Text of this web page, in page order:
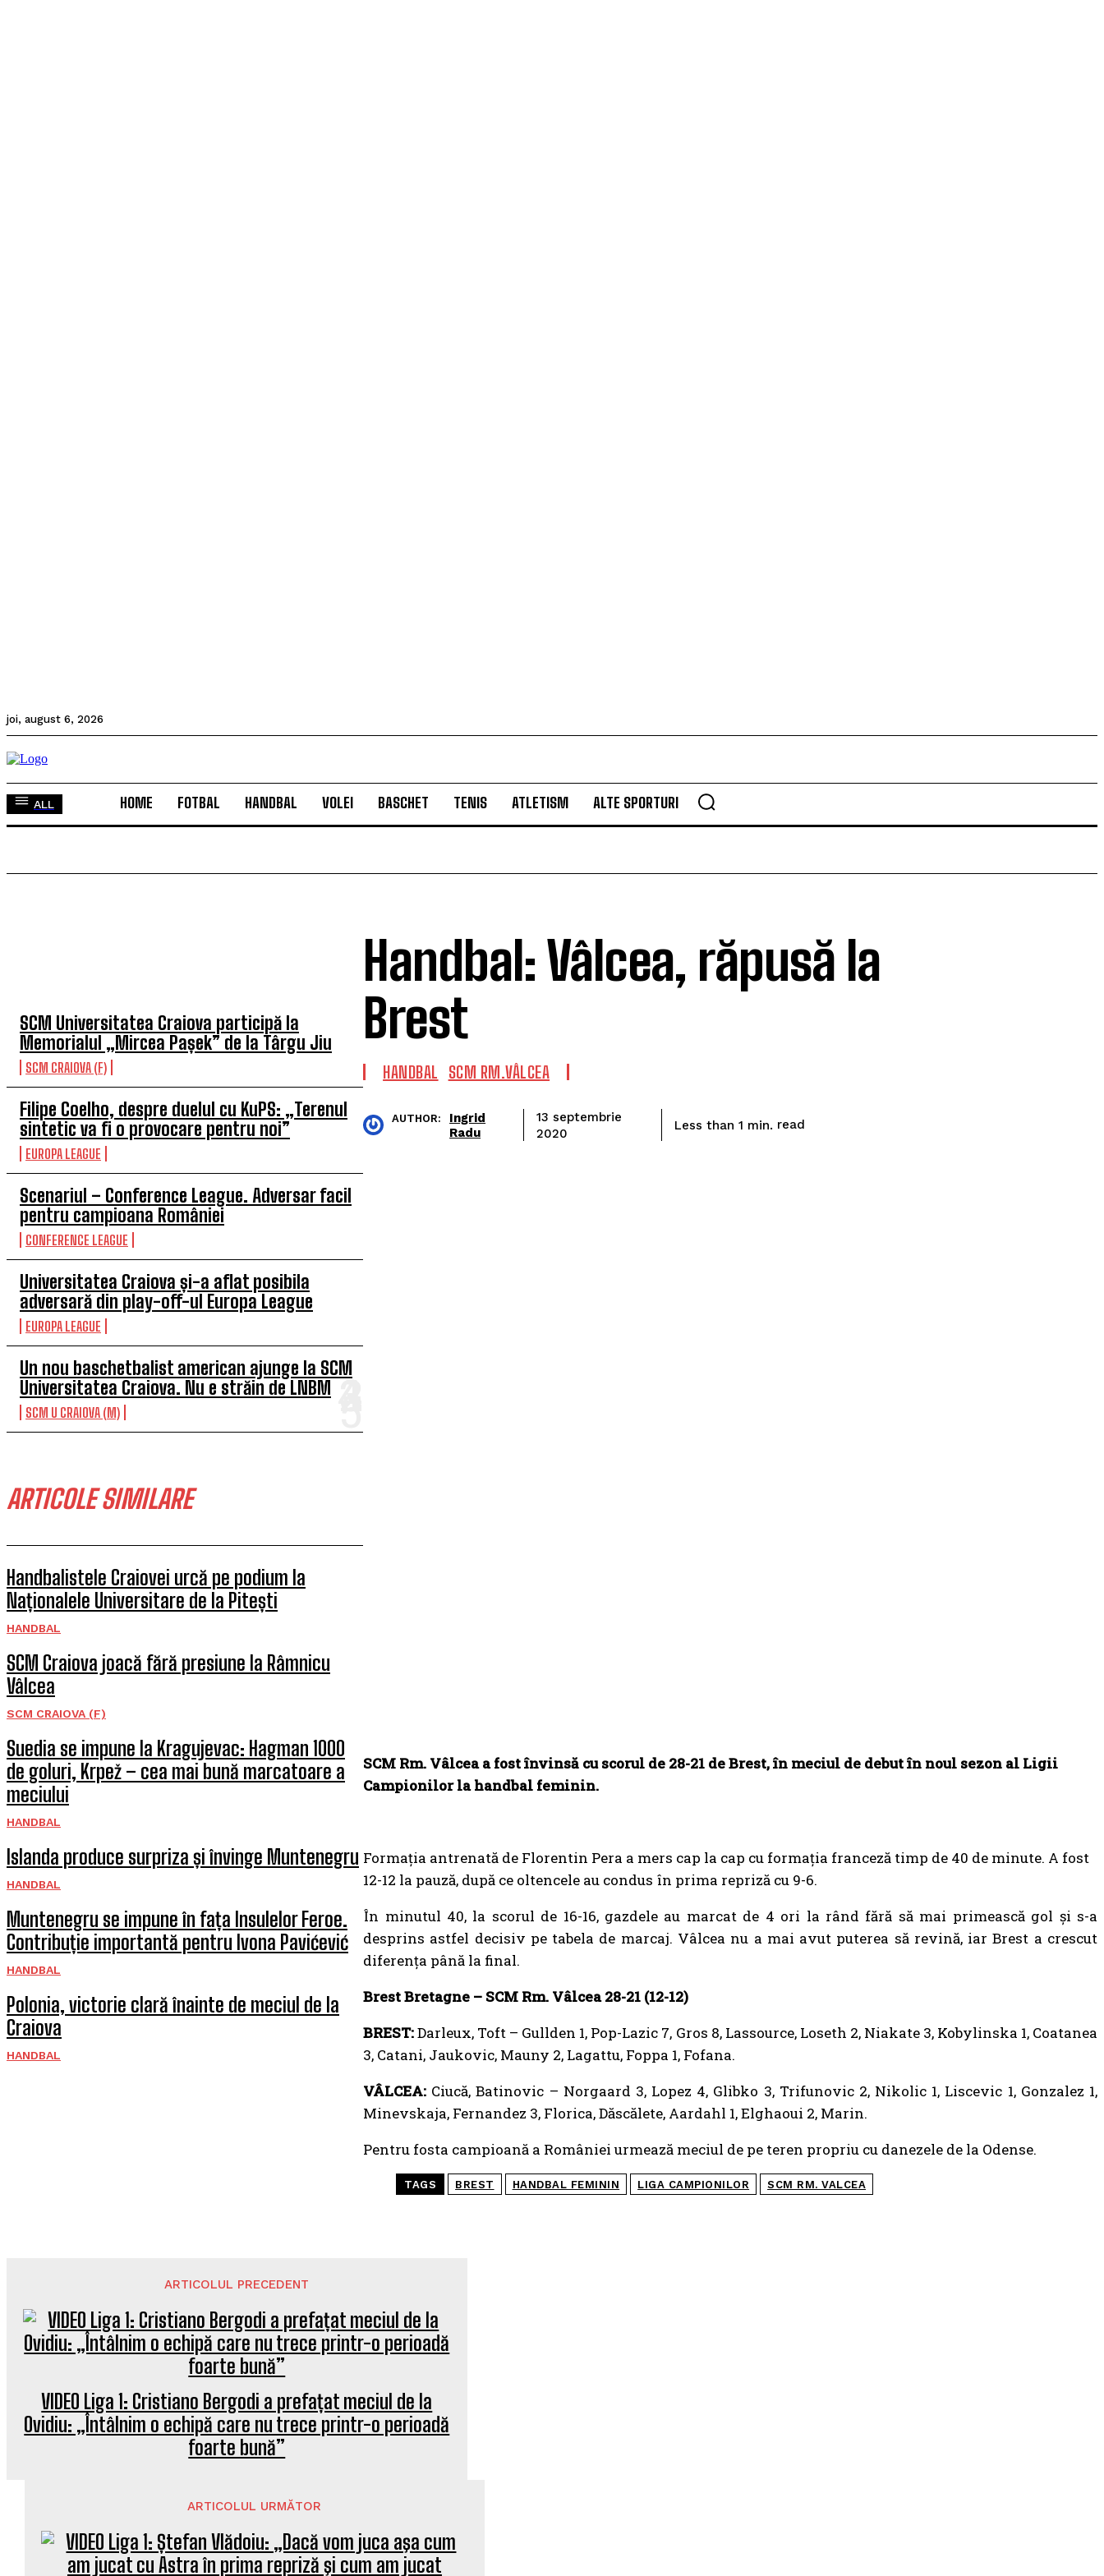
joi, august 6, 2026
ALL HOME FOTBAL HANDBAL VOLEI BASCHET TENIS ATLETISM ALTE SPORTURI
SCM Universitatea Craiova participă la
Memorialul „Mircea Pașek” de la Târgu Jiu
SCM CRAIOVA (F)
Filipe Coelho, despre duelul cu KuPS: „Terenul
sintetic va fi o provocare pentru noi”
EUROPA LEAGUE
Scenariul – Conference League. Adversar facil
pentru campioana României
CONFERENCE LEAGUE
Universitatea Craiova și-a aflat posibila
adversară din play-off-ul Europa League
EUROPA LEAGUE
Un nou baschetbalist american ajunge la SCM
Universitatea Craiova. Nu e străin de LNBM
SCM U CRAIOVA (M)
ARTICOLE SIMILARE
Handbalistele Craiovei urcă pe podium la
Naționalele Universitare de la Pitești
HANDBAL
SCM Craiova joacă fără presiune la Râmnicu
Vâlcea
SCM CRAIOVA (F)
Suedia se impune la Kragujevac: Hagman 1000
de goluri, Krpež – cea mai bună marcatoare a
meciului
HANDBAL
Islanda produce surpriza și învinge Muntenegru
HANDBAL
Muntenegru se impune în fața Insulelor Feroe.
Contribuție importantă pentru Ivona Pavićević
HANDBAL
Polonia, victorie clară înainte de meciul de la
Craiova
HANDBAL
Handbal: Vâlcea, răpusă la
Brest
HANDBAL SCM RM.VÂLCEA
AUTHOR:
Ingrid
Radu
13 septembrie
2020
Less than 1 min. read
SCM Rm. Vâlcea a fost învinsă cu scorul de 28-21 de Brest, în meciul de debut în noul sezon al Ligii
Campionilor la handbal feminin.
Formația antrenată de Florentin Pera a mers cap la cap cu formația franceză timp de 40 de minute. A fost
12-12 la pauză, după ce oltencele au condus în prima repriză cu 9-6.
În minutul 40, la scorul de 16-16, gazdele au marcat de 4 ori la rând fără să mai primească gol și s-a
desprins astfel decisiv pe tabela de marcaj. Vâlcea nu a mai avut puterea să revină, iar Brest a crescut
diferența până la final.
Brest Bretagne – SCM Rm. Vâlcea 28-21 (12-12)
BREST:Darleux, Toft – Gullden 1, Pop-Lazic 7, Gros 8, Lassource, Loseth 2, Niakate 3, Kobylinska 1, Coatanea
3, Catani, Jaukovic, Mauny 2, Lagattu, Foppa 1, Fofana.
VÂLCEA: Ciucă, Batinovic – Norgaard 3, Lopez 4, Glibko 3, Trifunovic 2, Nikolic 1, Liscevic 1, Gonzalez 1,
Minevskaja, Fernandez 3, Florica, Dăscălete, Aardahl 1, Elghaoui 2, Marin.
Pentru fosta campioană a României urmează meciul de pe teren propriu cu danezele de la Odense.
TAGS BREST HANDBAL FEMININ LIGA CAMPIONILOR SCM RM. VALCEA
ARTICOLUL PRECEDENT
VIDEO Liga 1: Cristiano Bergodi a prefațat meciul de la
Ovidiu: „Întâlnim o echipă care nu trece printr-o perioadă
foarte bună”
ARTICOLUL URMĂTOR